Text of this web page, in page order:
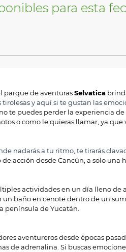
para esta
parque de aventuras Selvatica
tirolesas y aquí si te gustan las
te puedes perder la experiencia
o como le quieras llamar, ya
nadarás a tu ritmo, te tirarás
acción desde Cancún, a solo una
actividades en un día lleno de
baño en cenote dentro de un
península de Yucatán.
aventureros desde épocas
de adrenalina. Si buscas